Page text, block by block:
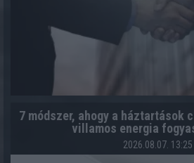
7 módszer, ahogy a háztartások
villamos energia
2026.08.07. 13:25